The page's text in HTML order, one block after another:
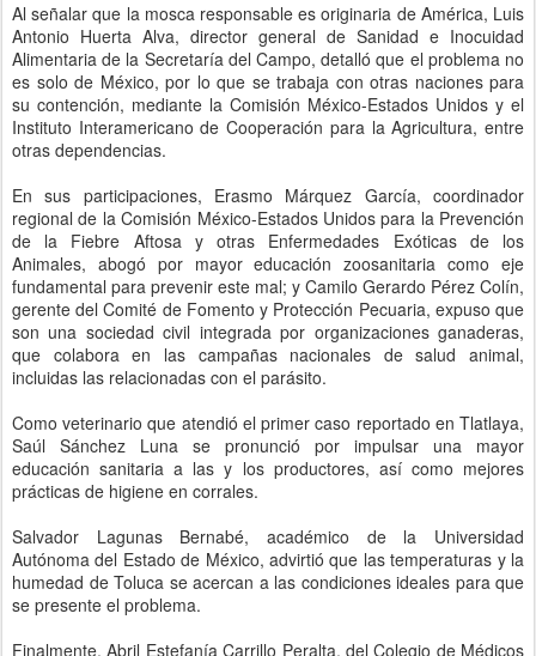
Al señalar que la mosca responsable es originaria de América, Luis
Antonio Huerta Alva, director general de Sanidad e Inocuidad
Alimentaria de la Secretaría del Campo, detalló que el problema no
es solo de México, por lo que se trabaja con otras naciones para
su contención, mediante la Comisión México-Estados Unidos y el
Instituto Interamericano de Cooperación para la Agricultura, entre
otras dependencias.
En sus participaciones, Erasmo Márquez García, coordinador
regional de la Comisión México-Estados Unidos para la Prevención
de la Fiebre Aftosa y otras Enfermedades Exóticas de los
Animales, abogó por mayor educación zoosanitaria como eje
fundamental para prevenir este mal; y Camilo Gerardo Pérez Colín,
gerente del Comité de Fomento y Protección Pecuaria, expuso que
son una sociedad civil integrada por organizaciones ganaderas,
que colabora en las campañas nacionales de salud animal,
incluidas las relacionadas con el parásito.
Como veterinario que atendió el primer caso reportado en Tlatlaya,
Saúl Sánchez Luna se pronunció por impulsar una mayor
educación sanitaria a las y los productores, así como mejores
prácticas de higiene en corrales.
Salvador Lagunas Bernabé, académico de la Universidad
Autónoma del Estado de México, advirtió que las temperaturas y la
humedad de Toluca se acercan a las condiciones ideales para que
se presente el problema.
Finalmente, Abril Estefanía Carrillo Peralta, del Colegio de Médicos